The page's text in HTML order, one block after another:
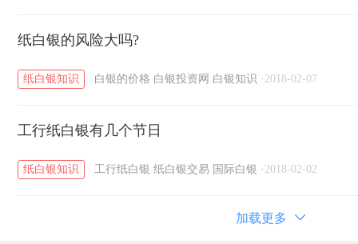
纸白银的风险大吗?
纸白银知识 白银的价格 白银投资网 白银知识 · 2018-02-07
工行纸白银有几个节日
纸白银知识 工行纸白银 纸白银交易 国际白银 · 2018-02-02
加载更多